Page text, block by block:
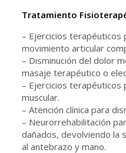
Tratamiento
– Ejercicios terapéuticos
movimiento articular
– Disminución del dolor
masaje terapéutico o
– Ejercicios terapéuticos
muscular.
–Atención clínica para
– Neurorrehabilitación
dañados, devolviendo la
al antebrazo y mano.